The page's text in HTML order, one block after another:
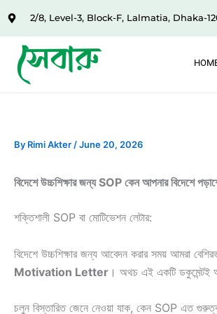
content
2/8, Level-3, Block-F, Lalmatia, Dhaka-
By Rimi Akter /June 20, 2026
বিদেশে উচ্চশিক্ষার জন্য SOP কেন আপনার বিদেশে
শক্তিশালী SOP বা মোটিভেশন লেটার:
বিদেশে উচ্চশিক্ষার জন্য আবেদন করার সময় আমরা
Motivation Letter । অথচ এই একটি ডকুমেন্টই
চলুন বিস্তারিত জেনে নেওয়া যাক, কেন SOP এত